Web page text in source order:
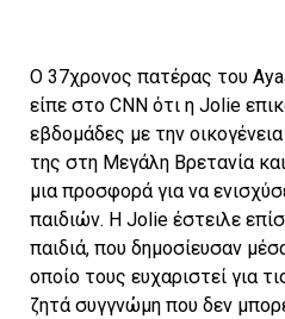
Ο 37χρονος πατέρας του
είπε στο CNN ότι η Jolie
εβδομάδες με την
της στη Μεγάλη Βρετανία
μια προσφορά για να
παιδιών. Η Jolie έστειλε
παιδιά, που δημοσίευσαν
οποίο τους ευχαριστεί για
ζητά συγγνώμη που δεν